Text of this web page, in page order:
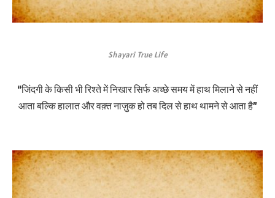
Shayari True Life
“जिंदगी के किसी भी रिश्ते में निखार सिर्फ अच्छे समय में हाथ मिलाने से नहीं
आता बल्कि हालात और वक़्त नाज़ुक हो तब दिल से हाथ थामने से आता है”